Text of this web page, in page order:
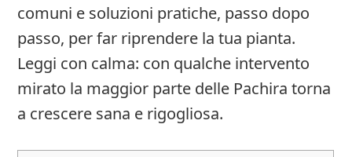
comuni e soluzioni pratiche, passo dopo
passo, per far riprendere la tua pianta.
Leggi con calma: con qualche intervento
mirato la maggior parte delle Pachira torna
a crescere sana e rigogliosa.